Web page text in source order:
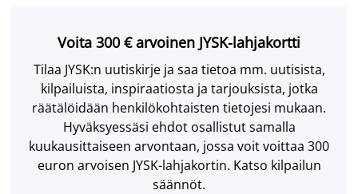
Voita 300 € arvoinen JYSK-lahjakortti
Tilaa JYSK:n uutiskirje ja saa tietoa mm. uutisista,
kilpailuista, inspiraatiosta ja tarjouksista, jotka
räätälöidään henkilökohtaisten tietojesi mukaan.
Hyväksyessäsi ehdot osallistut samalla
kuukausittaiseen arvontaan, jossa voit voittaa 300
euron arvoisen JYSK-lahjakortin. Katso kilpailun
säännöt.